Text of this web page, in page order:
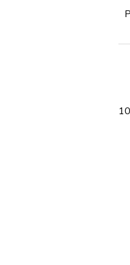
10